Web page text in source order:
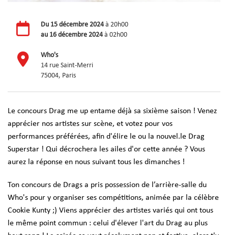
Du 15 décembre 2024à 20h00
au 16 décembre 2024à 02h00
Who's
14 rue Saint-Merri
75004, Paris
Le concours Drag me up entame déjà sa sixième saison ! Venez
apprécier nos artistes sur scène, et votez pour vos
performances préférées, afin d'élire le ou la nouvel.le Drag
Superstar ! Qui décrochera les ailes d'or cette année ? Vous
aurez la réponse en nous suivant tous les dimanches !
Ton concours de Drags a pris possession de l’arrière-salle du
Who's pour y organiser ses compétitions, animée par la célèbre
Cookie Kunty ;) Viens apprécier des artistes variés qui ont tous
le même point commun : celui d'élever l'art du Drag au plus